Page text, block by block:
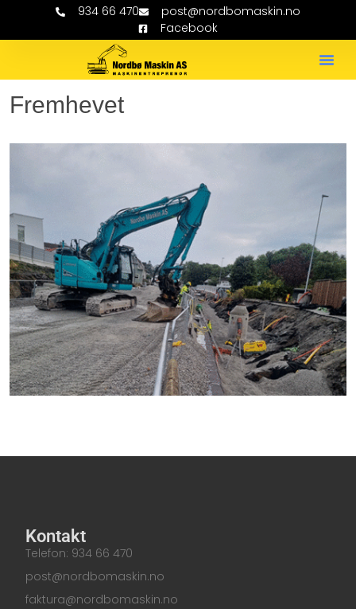
934 66 470
post@nordbomaskin.no
Facebook
Fremhevet
Kontakt
Telefon: 934 66 470
post@nordbomaskin.no
faktura@nordbomaskin.no